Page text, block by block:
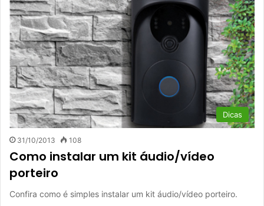
Dicas
31/10/2013 108
Como instalar um kit áudio/vídeo
porteiro
Confira como é simples instalar um kit áudio/vídeo porteiro.